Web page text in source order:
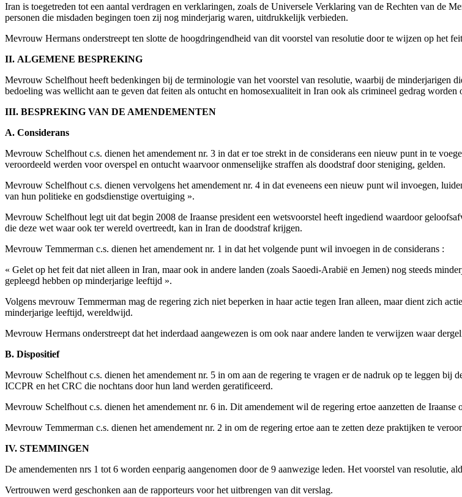
Iran is toegetreden tot een aantal verdragen en verklaringen, zoals de Universele Verklaring van de Rechten van de
personen die misdaden begingen toen zij nog minderjarig waren, uitdrukkelijk verbieden.
Mevrouw Hermans onderstreept ten slotte de hoogdringendheid van dit voorstel van resolutie door te wijzen op het
II. ALGEMENE BESPREKING
Mevrouw Schelfhout heeft bedenkingen bij de terminologie van het voorstel van resolutie, waarbij de minderjarigen
bedoeling was wellicht aan te geven dat feiten als ontucht en homosexualiteit in Iran ook als crimineel gedrag worden
III. BESPREKING VAN DE AMENDEMENTEN
A. Considerans
Mevrouw Schelfhout c.s. dienen het amendement nr. 3 in dat er toe strekt in de considerans een nieuw punt in te
veroordeeld werden voor overspel en ontucht waarvoor onmenselijke straffen als doodstraf door steniging, gelden.
Mevrouw Schelfhout c.s. dienen vervolgens het amendement nr. 4 in dat eveneens een nieuw punt wil invoegen,
van hun politieke en godsdienstige overtuiging ».
Mevrouw Schelfhout legt uit dat begin 2008 de Iraanse president een wetsvoorstel heeft ingediend waardoor
die deze wet waar ook ter wereld overtreedt, kan in Iran de doodstraf krijgen.
Mevrouw Temmerman c.s. dienen het amendement nr. 1 in dat het volgende punt wil invoegen in de considerans :
« Gelet op het feit dat niet alleen in Iran, maar ook in andere landen (zoals Saoedi-Arabië en Jemen) nog steeds
gepleegd hebben op minderjarige leeftijd ».
Volgens mevrouw Temmerman mag de regering zich niet beperken in haar actie tegen Iran alleen, maar dient zich
minderjarige leeftijd, wereldwijd.
Mevrouw Hermans onderstreept dat het inderdaad aangewezen is om ook naar andere landen te verwijzen waar
B. Dispositief
Mevrouw Schelfhout c.s. dienen het amendement nr. 5 in om aan de regering te vragen er de nadruk op te leggen
ICCPR en het CRC die nochtans door hun land werden geratificeerd.
Mevrouw Schelfhout c.s. dienen het amendement nr. 6 in. Dit amendement wil de regering ertoe aanzetten de
Mevrouw Temmerman c.s. dienen het amendement nr. 2 in om de regering ertoe aan te zetten deze praktijken te
IV. STEMMINGEN
De amendementen nrs 1 tot 6 worden eenparig aangenomen door de 9 aanwezige leden. Het voorstel van resolutie,
Vertrouwen werd geschonken aan de rapporteurs voor het uitbrengen van dit verslag.